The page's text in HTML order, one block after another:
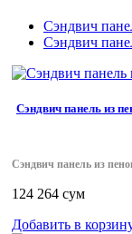
Сэндвич
Сэндвич
Сэндвич панель из
Сэндвич панель из
124 264 сум
Добавить в